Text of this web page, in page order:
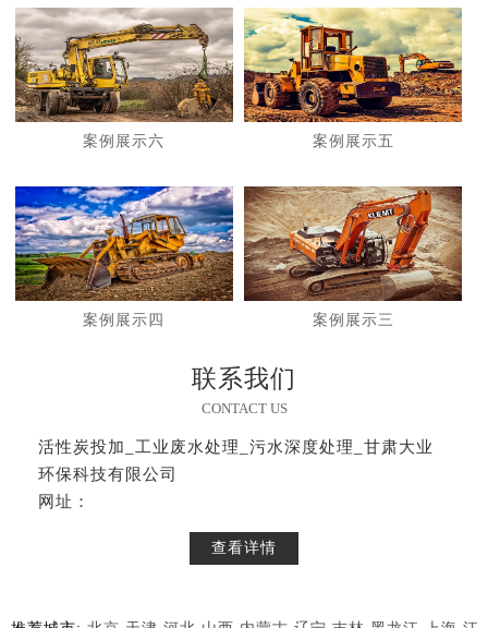
案例展示六 案例展示五
案例展示四 案例展示三
联系我们
CONTACT US
活性炭投加_工业废水处理_污水深度处理_甘肃大业
环保科技有限公司
网址：
查看详情